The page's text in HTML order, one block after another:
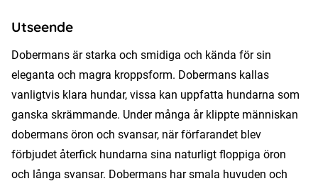
Utseende
Dobermans är starka och smidiga och kända för sin
eleganta och magra kroppsform. Dobermans kallas
vanligtvis klara hundar, vissa kan uppfatta hundarna som
ganska skrämmande. Under många år klippte människan
dobermans öron och svansar, när förfarandet blev
förbjudet återfick hundarna sina naturligt floppiga öron
och långa svansar. Dobermans har smala huvuden och